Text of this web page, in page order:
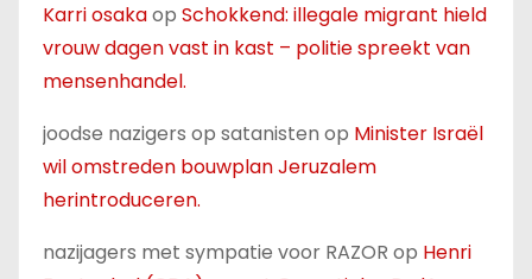
Karri osakaop Schokkend: illegale migrant hield
vrouw dagen vast in kast – politie spreekt van
mensenhandel.
joodse nazigers op satanisten op Minister Israël
wil omstreden bouwplan Jeruzalem
herintroduceren.
nazijagers met sympatie voor RAZOR op Henri